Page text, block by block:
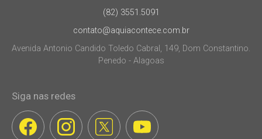
(82) 3551.5091
contato@aquiacontece.com.br
Avenida Antonio Candido Toledo Cabral, 149, Dom Constantino.
Penedo - Alagoas
Siga nas redes